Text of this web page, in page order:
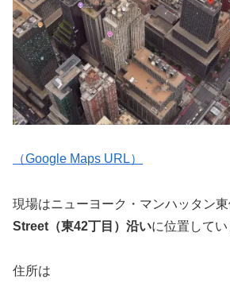
（Google Maps URL）
現場はニューヨーク・マンハッタン東
Street（東42丁目）沿いに位置してい
住所は